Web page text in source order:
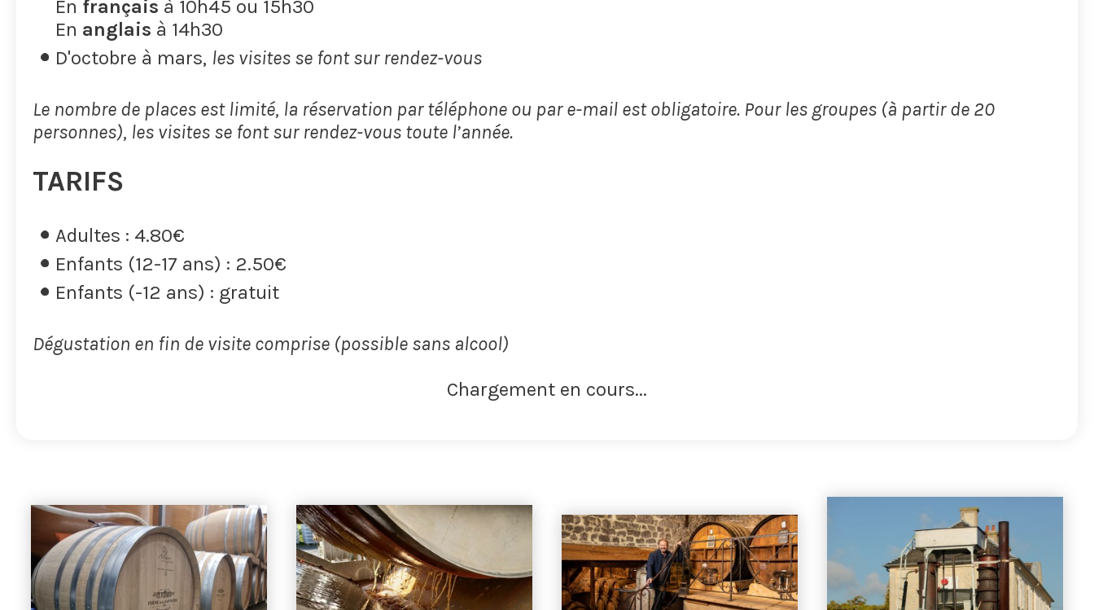
En français à 10h45 ou 15h30
En anglais à 14h30
D'octobre à mars, les visites se font sur rendez-vous
Le nombre de places est limité, la réservation par téléphone ou par e-mail est obligatoire. Pour les groupes (à partir de 20
personnes), les visites se font sur rendez-vous toute l’année.
TARIFS
Adultes : 4.80€
Enfants (12-17 ans) : 2.50€
Enfants (-12 ans) : gratuit
Dégustation en fin de visite comprise (possible sans alcool)
Chargement en cours...